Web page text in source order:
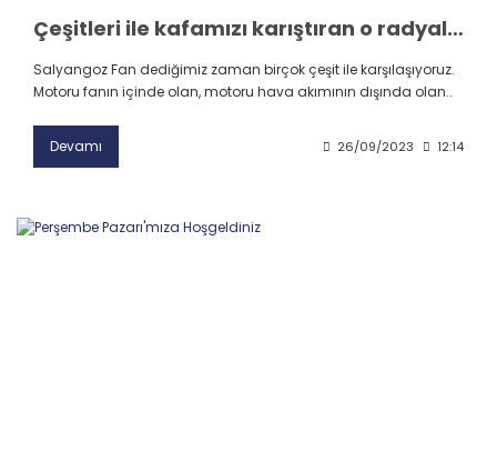
Çeşitleri ile kafamızı karıştıran o radyal fan; SALYANGOZ FAN!
Salyangoz Fan dediğimiz zaman birçok çeşit ile karşılaşıyoruz.
Motoru fanın içinde olan, motoru hava akımının dışında olan..
Devamı 26/09/2023 12:14